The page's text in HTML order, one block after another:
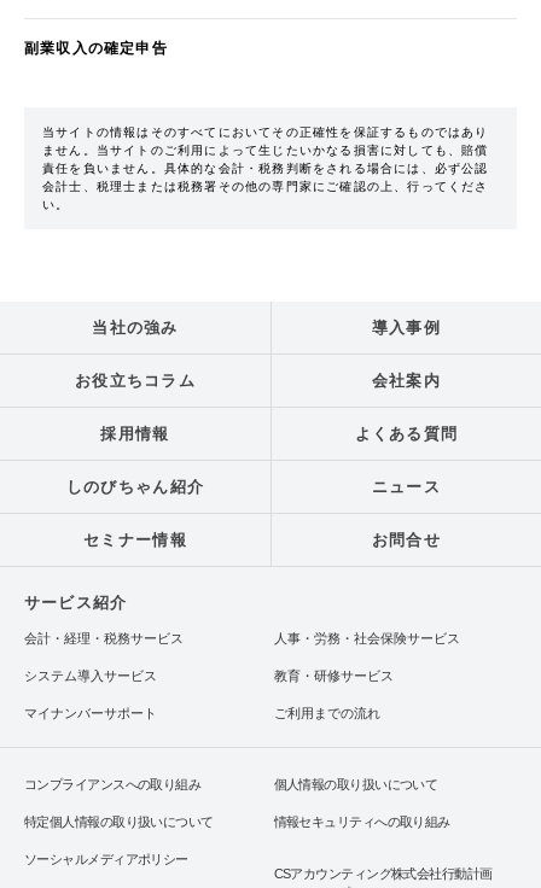
副業収入の確定申告
当サイトの情報はそのすべてにおいてその正確性を保証するものではあり
ません。当サイトのご利用によって生じたいかなる損害に対しても、賠償
責任を負いません。具体的な会計・税務判断をされる場合には、必ず公認
会計士、税理士または税務署その他の専門家にご確認の上、行ってくださ
い。
当社の強み 導入事例
お役立ちコラム 会社案内
採用情報 よくある質問
しのびちゃん紹介 ニュース
セミナー情報 お問合せ
サービス紹介
会計・経理・税務サービス 人事・労務・社会保険サービス
システム導入サービス 教育・研修サービス
マイナンバーサポート ご利用までの流れ
コンプライアンスへの取り組み 個人情報の取り扱いについて
特定個人情報の取り扱いについて 情報セキュリティへの取り組み
ソーシャルメディアポリシー
CSアカウンティング株式会社行動計画